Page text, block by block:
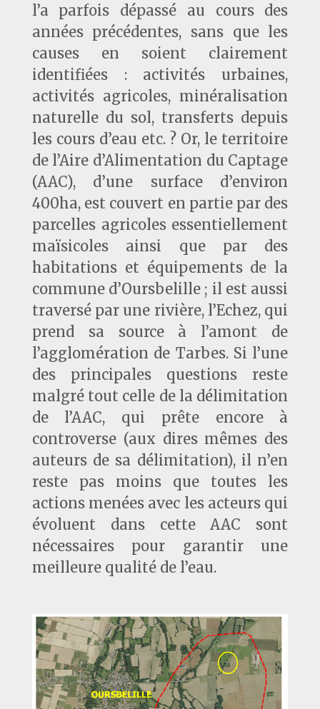
l’a parfois dépassé au cours des
années précédentes, sans que les
causes en soient clairement
identifiées : activités urbaines,
activités agricoles, minéralisation
naturelle du sol, transferts depuis
les cours d’eau etc. ? Or, le territoire
de l’Aire d’Alimentation du Captage
(AAC), d’une surface d’environ
400ha, est couvert en partie par des
parcelles agricoles essentiellement
maïsicoles ainsi que par des
habitations et équipements de la
commune d’Oursbelille ; il est aussi
traversé par une rivière, l’Echez, qui
prend sa source à l’amont de
l’agglomération de Tarbes. Si l’une
des principales questions reste
malgré tout celle de la délimitation
de l’AAC, qui prête encore à
controverse (aux dires mêmes des
auteurs de sa délimitation), il n’en
reste pas moins que toutes les
actions menées avec les acteurs qui
évoluent dans cette AAC sont
nécessaires pour garantir une
meilleure qualité de l’eau.